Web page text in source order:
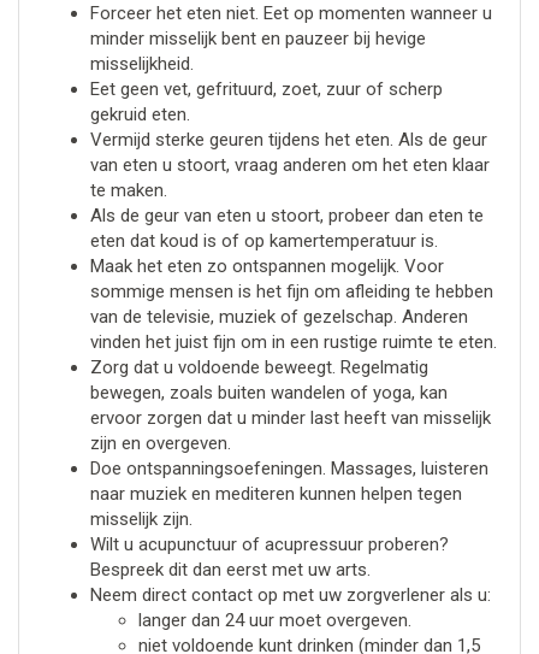
Forceer het eten niet. Eet op momenten wanneer u
minder misselijk bent en pauzeer bij hevige
misselijkheid.
Eet geen vet, gefrituurd, zoet, zuur of scherp
gekruid eten.
Vermijd sterke geuren tijdens het eten. Als de geur
van eten u stoort, vraag anderen om het eten klaar
te maken.
Als de geur van eten u stoort, probeer dan eten te
eten dat koud is of op kamertemperatuur is.
Maak het eten zo ontspannen mogelijk. Voor
sommige mensen is het fijn om afleiding te hebben
van de televisie, muziek of gezelschap. Anderen
vinden het juist fijn om in een rustige ruimte te eten.
Zorg dat u voldoende beweegt. Regelmatig
bewegen, zoals buiten wandelen of yoga, kan
ervoor zorgen dat u minder last heeft van misselijk
zijn en overgeven.
Doe ontspanningsoefeningen. Massages, luisteren
naar muziek en mediteren kunnen helpen tegen
misselijk zijn.
Wilt u acupunctuur of acupressuur proberen?
Bespreek dit dan eerst met uw arts.
Neem direct contact op met uw zorgverlener als u:
langer dan 24 uur moet overgeven.
niet voldoende kunt drinken (minder dan 1,5